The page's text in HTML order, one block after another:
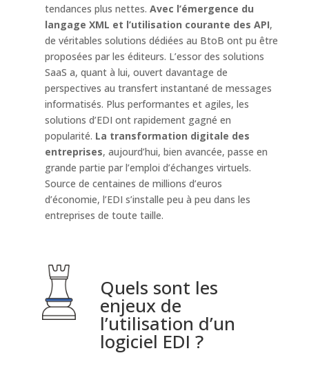
tendances plus nettes. Avec l’émergence du
langage XML et l’utilisation courante des API,
de véritables solutions dédiées au BtoB ont pu être
proposées par les éditeurs. L’essor des solutions
SaaS a, quant à lui, ouvert davantage de
perspectives au transfert instantané de messages
informatisés. Plus performantes et agiles, les
solutions d’EDI ont rapidement gagné en
popularité. La transformation digitale des
entreprises, aujourd’hui, bien avancée, passe en
grande partie par l’emploi d’échanges virtuels.
Source de centaines de millions d’euros
d’économie, l’EDI s’installe peu à peu dans les
entreprises de toute taille.
Quels sont les
enjeux de
l’utilisation d’un
logiciel EDI ?